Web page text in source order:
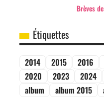
Brèves
Étiquettes
2014 2015 2016
2020
2023 2024
album
album 2015